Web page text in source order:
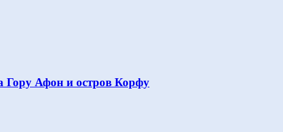
Гору Афон и остров Корфу